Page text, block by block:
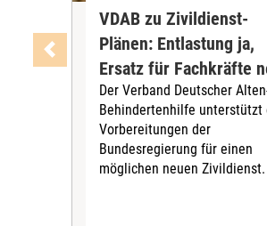
VDAB zu Zivildienst-
Plänen: Entlastung ja,
Ersatz für Fachkräfte
Der Verband Deutscher
Behindertenhilfe unterstützt
Vorbereitungen der
Bundesregierung für einen
möglichen neuen Zivildienst.